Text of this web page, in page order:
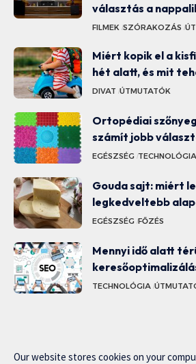
választás a
FILMEK SZÓRAKOZÁS
Miért kopik el a
hét alatt, és mit
DIVAT ÚTMUTATÓK
Ortopédiai
számít jobb
EGÉSZSÉG TECHNOLÓGIA
Gouda sajt: miért
legkedveltebb
EGÉSZSÉG FŐZÉS
Mennyi idő alatt
TECHNOLÓGIA
Our website stores cookies on your